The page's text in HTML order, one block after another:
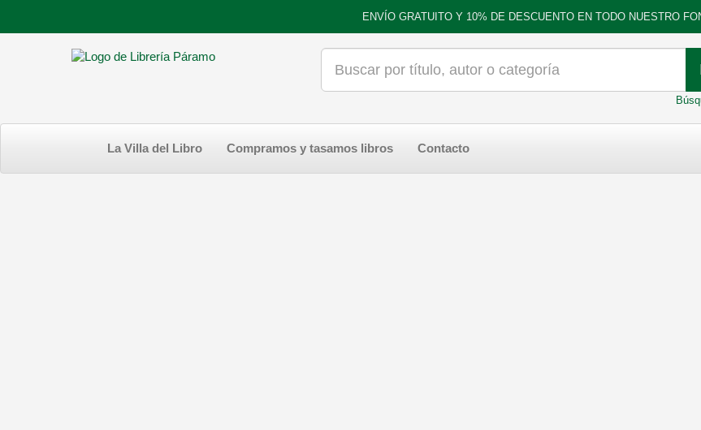
ENVÍO GRATUITO Y 10% DE DESCUENTO EN TODO NUESTRO
La Villa del Libro Compramos y tasamos libros Contacto